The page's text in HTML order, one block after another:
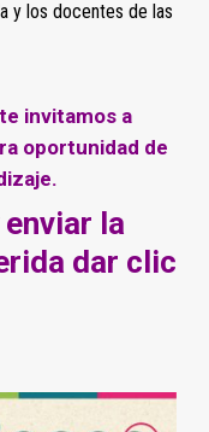
y los docentes de las
invitamos a
oportunidad de
la
dar clic